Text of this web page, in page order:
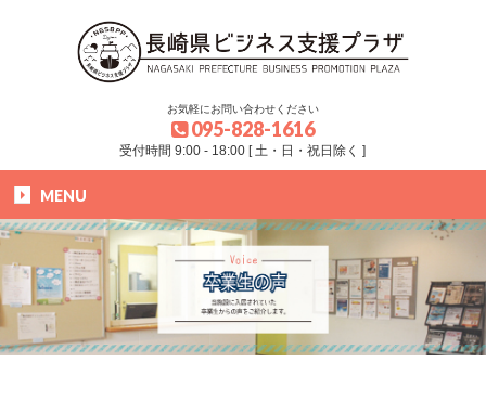
お気軽にお問い合わせください
095-828-1616
受付時間 9:00 - 18:00 [ 土・日・祝日除く ]
MENU